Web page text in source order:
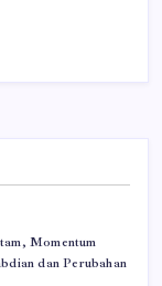
Momentum
dan Perubahan